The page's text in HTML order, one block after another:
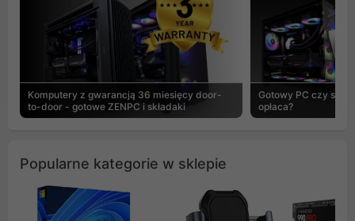
Komputery z gwarancją 36 miesięcy door-
to-door - gotowe ZENPC i składaki
Gotowy PC czy
opłaca?
Popularne kategorie w sklepie